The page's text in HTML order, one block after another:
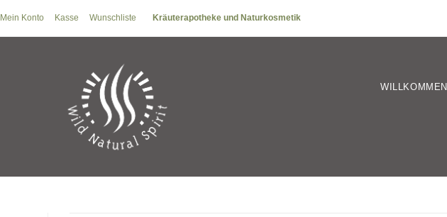
Mein Konto Kasse Wunschliste Kräuterapotheke und Naturkosmetik
WILLKOMMEN